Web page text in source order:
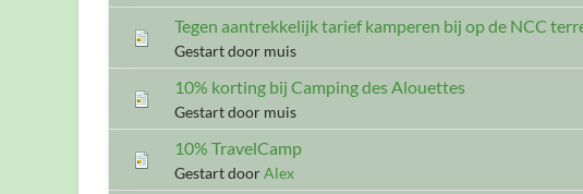
Tegen aantrekkelijk tarief kamperen bij op de NCC
Gestart door muis
10% korting bij Camping des Alouettes
Gestart door muis
10% TravelCamp
Gestart doorAlex